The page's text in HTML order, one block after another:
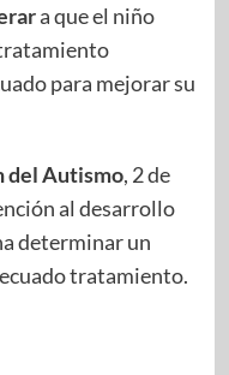
a que el niño
para mejorar su
del Autismo, 2 de
al desarrollo
determinar un
tratamiento.